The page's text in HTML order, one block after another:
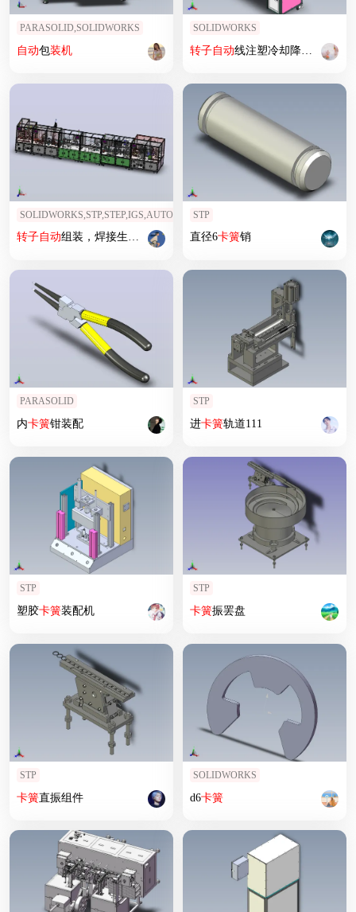
PARASOLID,SOLIDWORKS
自动包装机
SOLIDWORKS
转子自动线注塑冷却降温机
SOLIDWORKS,STP,STEP,IGS,AUTOCAD
转子自动组装，焊接生产线
STP
直径6卡簧销
PARASOLID
内卡簧钳装配
STP
进卡簧轨道111
STP
塑胶卡簧装配机
STP
卡簧振罢盘
STP
卡簧直振组件
SOLIDWORKS
d6卡簧